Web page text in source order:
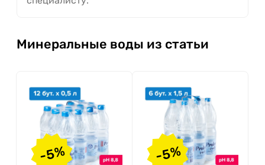
Минеральные воды из статьи
-5% -5%